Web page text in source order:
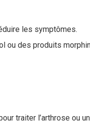
les symptômes.
ou des produits
traiter l’arthrose ou